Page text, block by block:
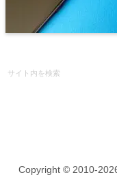
Copyright © 2010-